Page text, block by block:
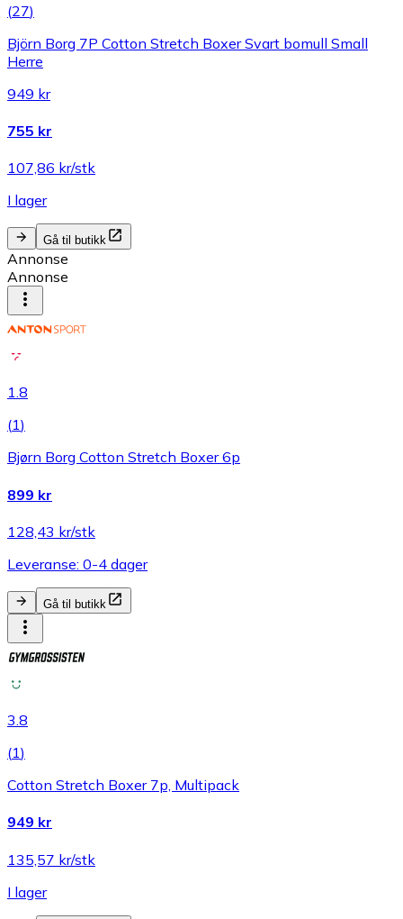
(27)
Björn Borg 7P Cotton Stretch Boxer Svart bomull Small
Herre
949 kr
755 kr
107,86 kr/stk
I lager
Gå til butikk
Annonse
Annonse
1.8
(1)
Bjørn Borg Cotton Stretch Boxer 6p
899 kr
128,43 kr/stk
Leveranse: 0-4 dager
Gå til butikk
3.8
(1)
Cotton Stretch Boxer 7p, Multipack
949 kr
135,57 kr/stk
I lager